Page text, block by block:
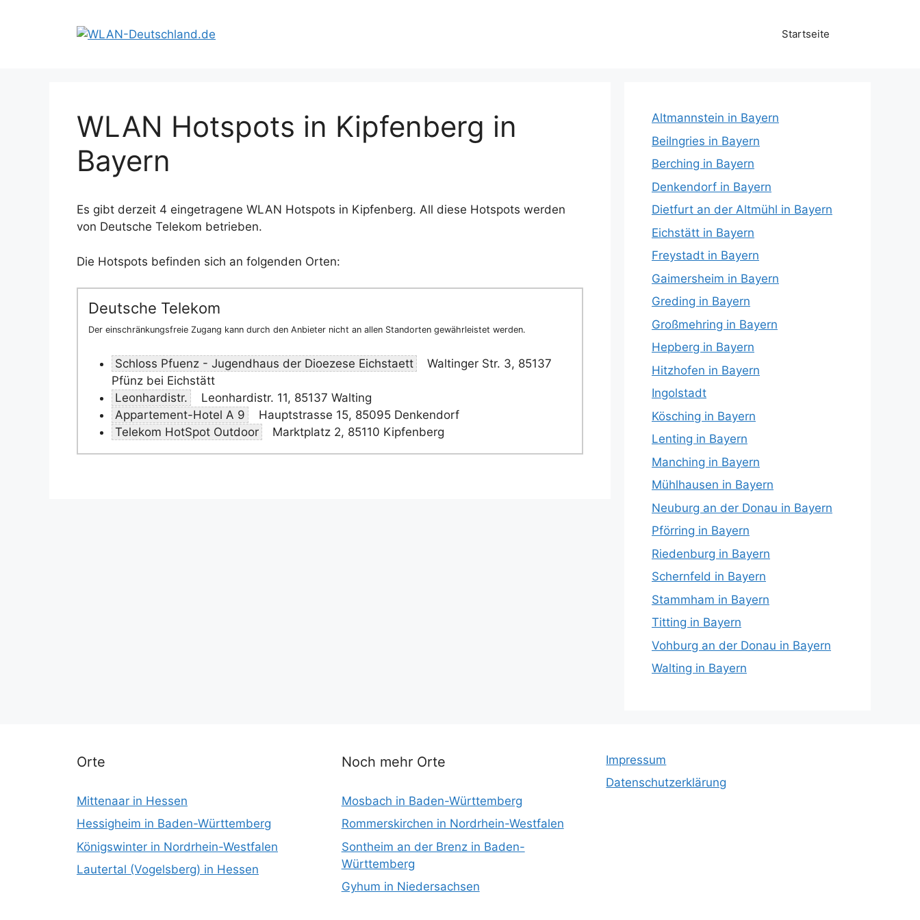
Startseite
WLAN Hotspots in Kipfenberg in
Bayern
Es gibt derzeit 4 eingetragene WLAN Hotspots in Kipfenberg. All diese Hotspots werden
von Deutsche Telekom betrieben.
Die Hotspots befinden sich an folgenden Orten:
Deutsche Telekom
Der einschränkungsfreie Zugang kann durch den Anbieter nicht an allen Standorten gewährleistet werden.
Schloss Pfuenz - Jugendhaus der Dioezese Eichstaett
Waltinger Str. 3, 85137
Pfünz bei Eichstätt
Leonhardistr.
Leonhardistr. 11, 85137 Walting
Appartement-Hotel A 9
Hauptstrasse 15, 85095 Denkendorf
Telekom HotSpot Outdoor
Marktplatz 2, 85110 Kipfenberg
Altmannstein in Bayern
Beilngries in Bayern
Berching in Bayern
Denkendorf in Bayern
Dietfurt an der Altmühl in Bayern
Eichstätt in Bayern
Freystadt in Bayern
Gaimersheim in Bayern
Greding in Bayern
Großmehring in Bayern
Hepberg in Bayern
Hitzhofen in Bayern
Ingolstadt
Kösching in Bayern
Lenting in Bayern
Manching in Bayern
Mühlhausen in Bayern
Neuburg an der Donau in Bayern
Pförring in Bayern
Riedenburg in Bayern
Schernfeld in Bayern
Stammham in Bayern
Titting in Bayern
Vohburg an der Donau in Bayern
Walting in Bayern
Orte
Mittenaar in Hessen
Hessigheim in Baden-Württemberg
Königswinter in Nordrhein-Westfalen
Lautertal (Vogelsberg) in Hessen
Noch mehr Orte
Mosbach in Baden-Württemberg
Rommerskirchen in Nordrhein-Westfalen
Sontheim an der Brenz in Baden-
Württemberg
Gyhum in Niedersachsen
Impressum
Datenschutzerklärung